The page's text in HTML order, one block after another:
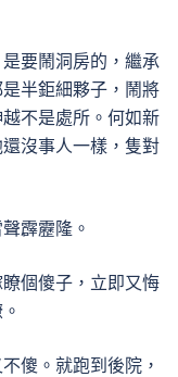
要鬧洞房的，繼承
半鉅細夥子，鬧將
不是處所。何如新
沒事人一樣，隻對
霹靂隆。
個傻子，立即又悔
傻。就跑到後院，